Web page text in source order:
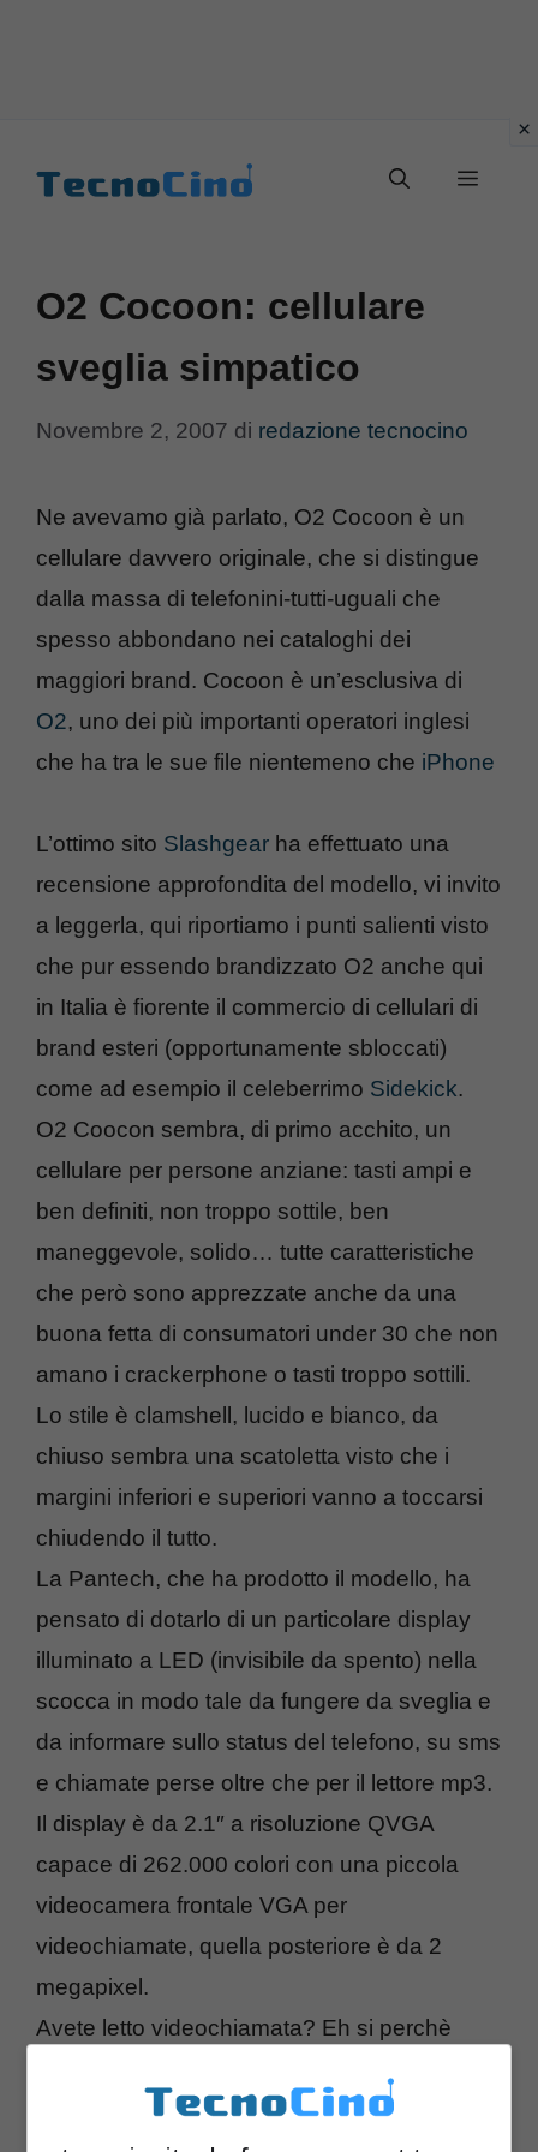
Menu
O2 Cocoon: cellulare
sveglia simpatico
Novembre 2, 2007 di redazione tecnocino
Ne avevamo già parlato, O2 Cocoon è un
cellulare davvero originale, che si distingue
dalla massa di telefonini-tutti-uguali che
spesso abbondano nei cataloghi dei
maggiori brand. Cocoon è un’esclusiva di
O2, uno dei più importanti operatori inglesi
che ha tra le sue file nientemeno che iPhone
L’ottimo sito Slashgear ha effettuato una
recensione approfondita del modello, vi invito
a leggerla, qui riportiamo i punti salienti visto
che pur essendo brandizzato O2 anche qui
in Italia è fiorente il commercio di cellulari di
brand esteri (opportunamente sbloccati)
come ad esempio il celeberrimo Sidekick.
O2 Coocon sembra, di primo acchito, un
cellulare per persone anziane: tasti ampi e
ben definiti, non troppo sottile, ben
maneggevole, solido… tutte caratteristiche
che però sono apprezzate anche da una
buona fetta di consumatori under 30 che non
amano i crackerphone o tasti troppo sottili.
Lo stile è clamshell, lucido e bianco, da
chiuso sembra una scatoletta visto che i
margini inferiori e superiori vanno a toccarsi
chiudendo il tutto.
La Pantech, che ha prodotto il modello, ha
pensato di dotarlo di un particolare display
illuminato a LED (invisibile da spento) nella
scocca in modo tale da fungere da sveglia e
da informare sullo status del telefono, su sms
e chiamate perse oltre che per il lettore mp3.
Il display è da 2.1″ a risoluzione QVGA
capace di 262.000 colori con una piccola
videocamera frontale VGA per
videochiamate, quella posteriore è da 2
megapixel.
Avete letto videochiamata? Eh si perchè
per navigare in alta velocità fino a